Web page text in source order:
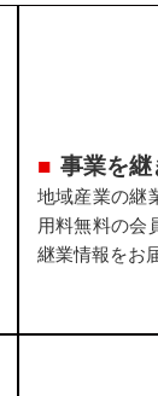
事業を継
地域産業の継
用料無料の会
継業情報をお